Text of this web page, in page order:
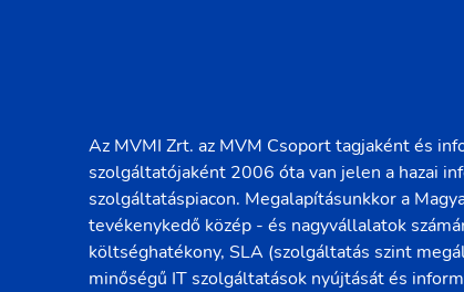
Az MVMI Zrt. az MVM Csoport tagjaként és
szolgáltatójaként 2006 óta van jelen a hazai
szolgáltatáspiacon. Megalapításunkkor a
tevékenykedő közép - és nagyvállalatok
költséghatékony, SLA (szolgáltatás szint
minőségű IT szolgáltatások nyújtását és